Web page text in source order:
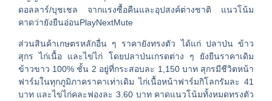
ดอลลาร์/บุชเชล จากแรงซื้อคืนและอุปสงค์ต่างชาติ แนวโน้ม
คาดว่ายังยืนอ่อนPlayNextMute
ส่วนสินค้าเกษตรหลักอื่น ๆ ราคายังทรงตัว ได้แก่ ปลาป่น ข้าว
สุกร ไก่เนื้อ และไข่ไก่ โดยปลาป่นเกรดต่าง ๆ ยังยืนราคาเดิม
ข้าวขาว 100% ชั้น 2 อยู่ที่กระสอบละ 1,150 บาท สุกรมีชีวิตหน้า
ฟาร์มในทุกภูมิภาคราคาเท่าเดิม ไก่เนื้อหน้าฟาร์มกิโลกรัมละ 41
บาท และไข่ไก่คละฟองละ 3.60 บาท คาดแนวโน้มทั้งหมดทรงตัว